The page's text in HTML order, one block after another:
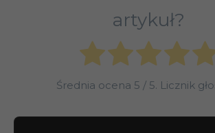
artykuł?
Średnia ocena 5 / 5. Licznik